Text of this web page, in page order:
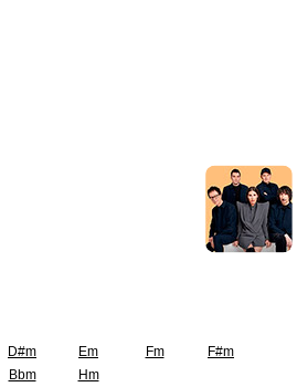
D#m Em Fm
F#m
Bbm Hm